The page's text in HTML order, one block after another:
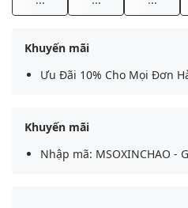
Khuyến mãi
Ưu Đãi 10% Cho Mọi Đơn
Khuyến mãi
Nhập mã: MSOXINCHAO -